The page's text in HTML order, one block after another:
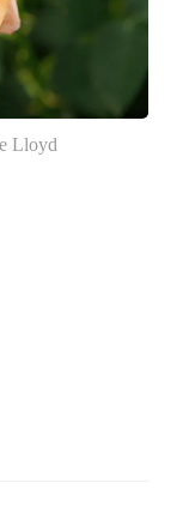
Lloyd